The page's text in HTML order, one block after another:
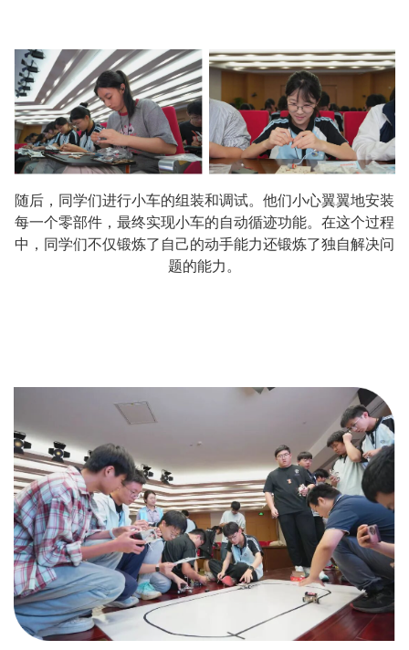
随后，同学们进行小车的组装和调试。他们小心翼翼地安装
每一个零部件，最终实现小车的自动循迹功能。在这个过程
中，同学们不仅锻炼了自己的动手能力还锻炼了独自解决问
题的能力。